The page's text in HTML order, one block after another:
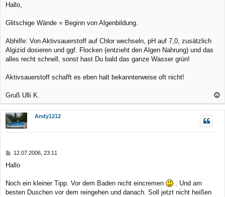
i
r
g
Hallo,
Glitschige Wände = Beginn von Algenbildung.
Abhilfe: Von Aktivsauerstoff auf Chlor wechseln, pH auf 7,0, zusätzlich
Algizid dosieren und ggf. Flocken (entzieht den Algen Nahrung) und das
alles recht schnell, sonst hast Du bald das ganze Wasser grün!
Aktivsauerstoff schafft es eben halt bekannterweise oft nicht!
Gruß Ulli K.
a
Andy1212
B
i
r
a
12.07.2006, 23:11
Hallo
Noch ein kleiner Tipp. Vor dem Baden nicht eincremen
. Und am
besten Duschen vor dem reingehen und danach. Soll jetzt nicht heißen